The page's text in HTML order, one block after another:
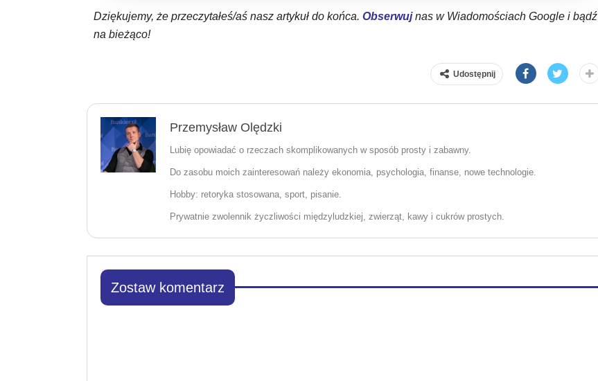
Dziękujemy, że przeczytałeś/aś nasz artykuł do końca. Obserwujnas w Wiadomościach Google i bądź
na bieżąco!
Udostępnij
Przemysław Olędzki
Lubię opowiadać o rzeczach skomplikowanych w sposób prosty i zabawny.
Do zasobu moich zainteresowań należy ekonomia, psychologia, finanse, nowe technologie.
Hobby: retoryka stosowana, sport, pisanie.
Prywatnie zwolennik życzliwości międzyludzkiej, zwierząt, kawy i cukrów prostych.
Zostaw komentarz